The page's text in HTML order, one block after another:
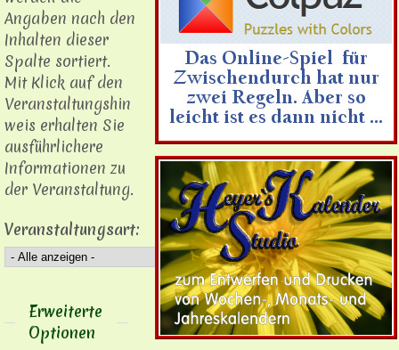
Angaben nach den
Inhalten dieser
Spalte sortiert.
Mit Klick auf den
Veranstaltungshin
weis erhalten Sie
ausführlichere
Informationen zu
der Veranstaltung.
Veranstaltungsart:
Anzeigen
Erweiterte
Optionen